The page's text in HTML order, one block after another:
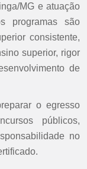
MG e atuação
programas são
consistente,
superior, rigor
de
o egresso
públicos,
no